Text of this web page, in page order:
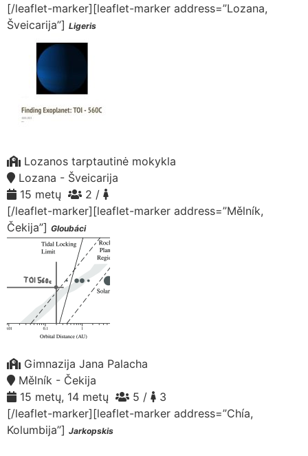
[/leaflet-marker][leaflet-marker address=”Lozana,
Šveicarija”] Ligeris
Lozanos tarptautinė mokykla
Lozana - Šveicarija
15 metų
2 /
[/leaflet-marker][leaflet-marker address=”Mělník,
Čekija”] Gloubáci
Gimnazija Jana Palacha
Mělník - Čekija
15 metų, 14 metų
5 /
3
[/leaflet-marker][leaflet-marker address=”Chía,
Kolumbija”] Jarkopskis